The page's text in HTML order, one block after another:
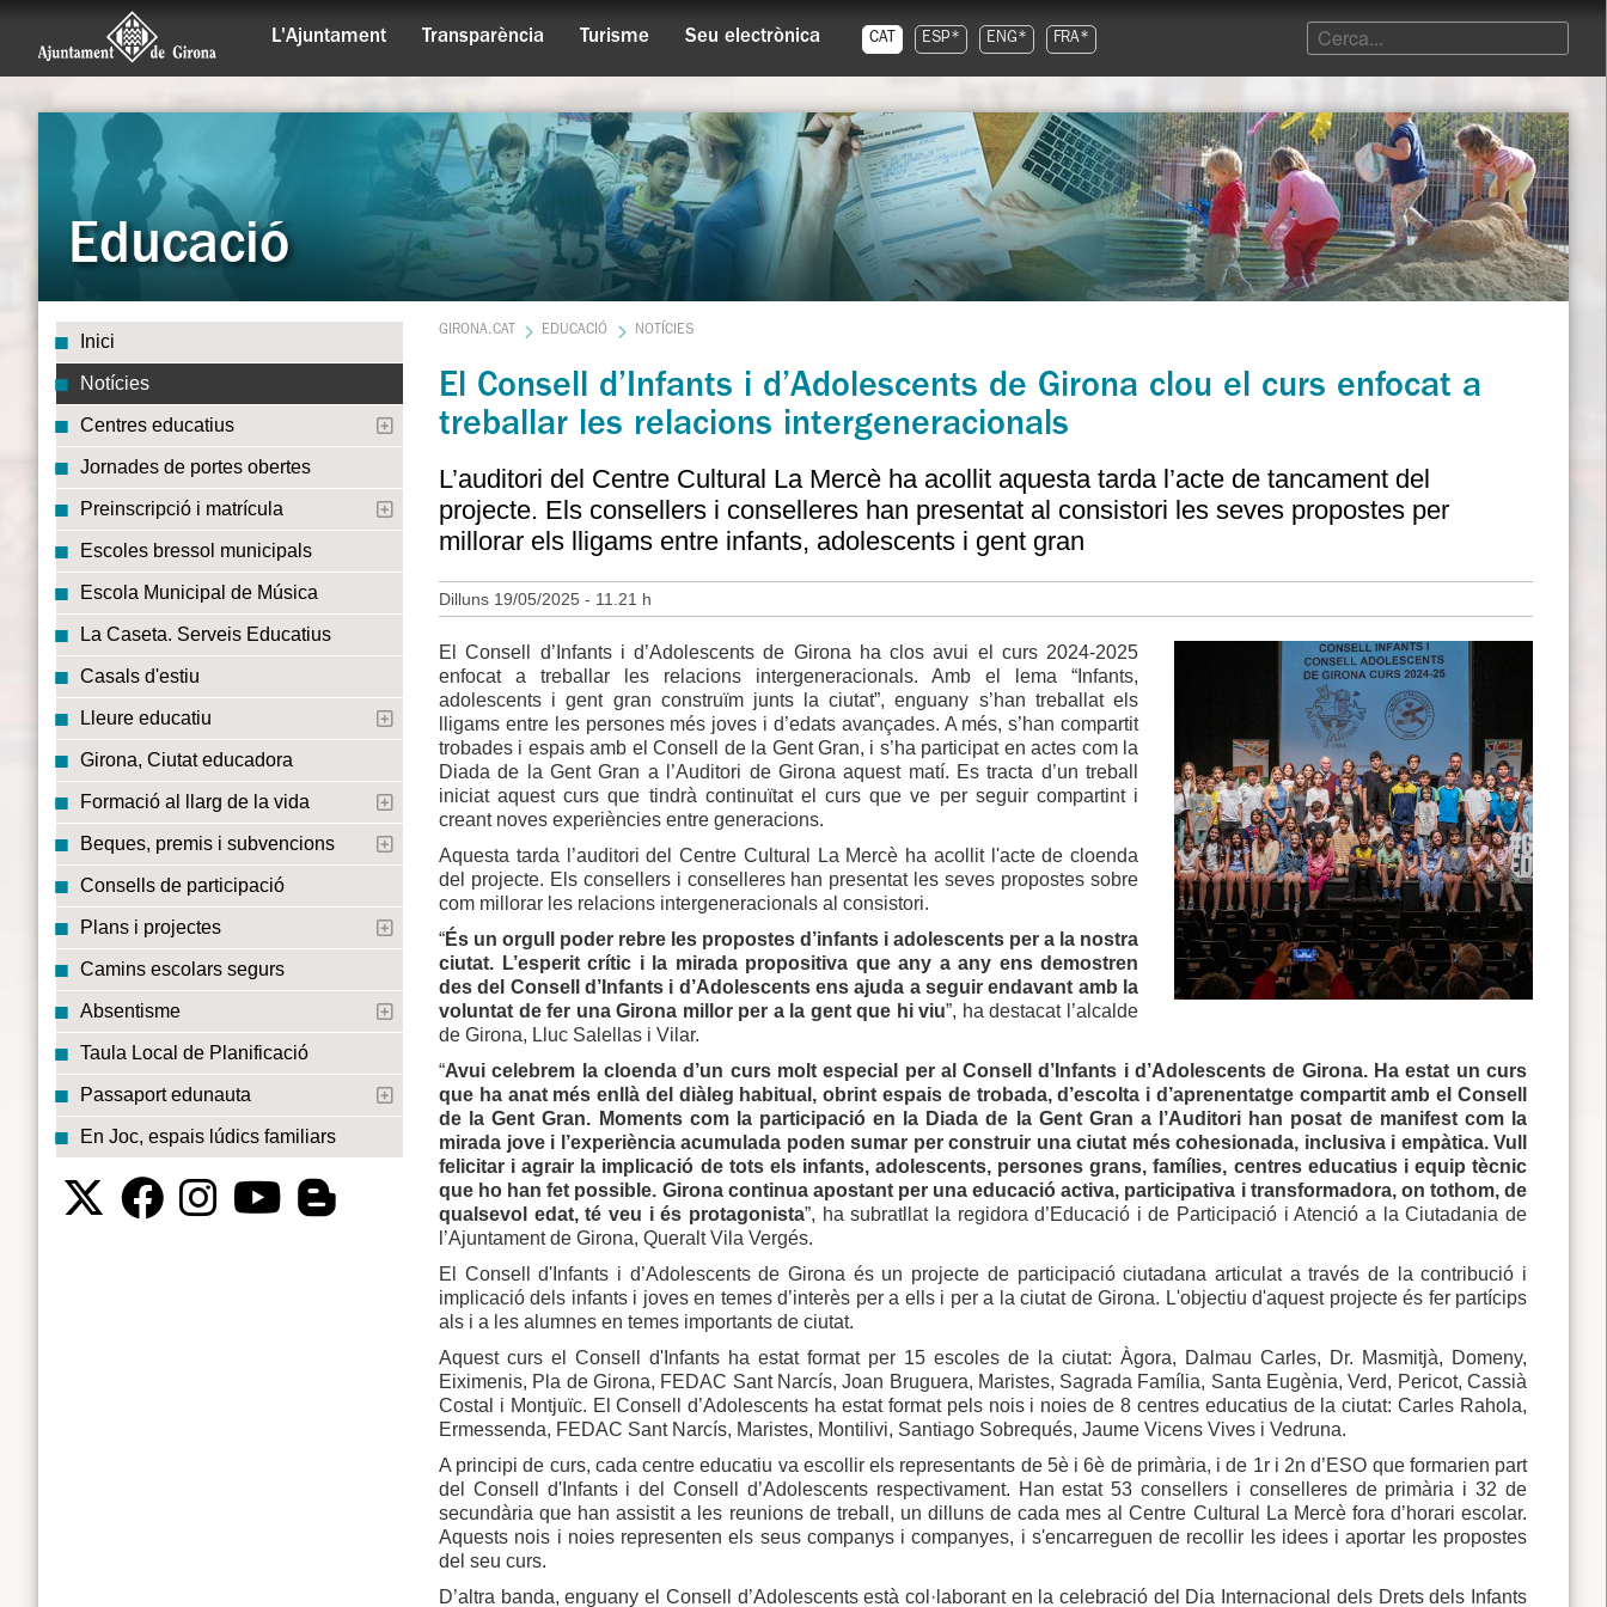
L'Ajuntament Transparència Turisme Seu electrònica CAT ESP* ENG* FRA*
Educació
Inici
Notícies
Centres educatius
Jornades de portes obertes
Preinscripció i matrícula
Escoles bressol municipals
Escola Municipal de Música
La Caseta. Serveis Educatius
Casals d'estiu
Lleure educatiu
Girona, Ciutat educadora
Formació al llarg de la vida
Beques, premis i subvencions
Consells de participació
Plans i projectes
Camins escolars segurs
Absentisme
Taula Local de Planificació
Passaport edunauta
En Joc, espais lúdics familiars
GIRONA.CAT EDUCACIÓ NOTÍCIES
El Consell d’Infants i d’Adolescents de Girona clou el curs enfocat a
treballar les relacions intergeneracionals
L’auditori del Centre Cultural La Mercè ha acollit aquesta tarda l’acte de tancament del
projecte. Els consellers i conselleres han presentat al consistori les seves propostes per
millorar els lligams entre infants, adolescents i gent gran
Dilluns 19/05/2025 - 11.21 h
El Consell d’Infants i d’Adolescents de Girona ha clos avui el curs 2024-2025
enfocat a treballar les relacions intergeneracionals. Amb el lema “Infants,
adolescents i gent gran construïm junts la ciutat”, enguany s’han treballat els
lligams entre les persones més joves i d’edats avançades. A més, s’han compartit
trobades i espais amb el Consell de la Gent Gran, i s’ha participat en actes com la
Diada de la Gent Gran a l’Auditori de Girona aquest matí. Es tracta d’un treball
iniciat aquest curs que tindrà continuïtat el curs que ve per seguir compartint i
creant noves experiències entre generacions.
Aquesta tarda l’auditori del Centre Cultural La Mercè ha acollit l'acte de cloenda
del projecte. Els consellers i conselleres han presentat les seves propostes sobre
com millorar les relacions intergeneracionals al consistori.
“És un orgull poder rebre les propostes d’infants i adolescents per a la nostra
ciutat. L’esperit crític i la mirada propositiva que any a any ens demostren
des del Consell d’Infants i d’Adolescents ens ajuda a seguir endavant amb la
voluntat de fer una Girona millor per a la gent que hi viu”, ha destacat l’alcalde
de Girona, Lluc Salellas i Vilar.
“Avui celebrem la cloenda d’un curs molt especial per al Consell d’Infants i d’Adolescents de Girona. Ha estat un curs
que ha anat més enllà del diàleg habitual, obrint espais de trobada, d’escolta i d’aprenentatge compartit amb el Consell
de la Gent Gran. Moments com la participació en la Diada de la Gent Gran a l’Auditori han posat de manifest com la
mirada jove i l’experiència acumulada poden sumar per construir una ciutat més cohesionada, inclusiva i empàtica. Vull
felicitar i agrair la implicació de tots els infants, adolescents, persones grans, famílies, centres educatius i equip tècnic
que ho han fet possible. Girona continua apostant per una educació activa, participativa i transformadora, on tothom, de
qualsevol edat, té veu i és protagonista”, ha subratllat la regidora d’Educació i de Participació i Atenció a la Ciutadania de
l’Ajuntament de Girona, Queralt Vila Vergés.
El Consell d'Infants i d’Adolescents de Girona és un projecte de participació ciutadana articulat a través de la contribució i
implicació dels infants i joves en temes d’interès per a ells i per a la ciutat de Girona. L'objectiu d'aquest projecte és fer partícips
als i a les alumnes en temes importants de ciutat.
Aquest curs el Consell d'Infants ha estat format per 15 escoles de la ciutat: Àgora, Dalmau Carles, Dr. Masmitjà, Domeny,
Eiximenis, Pla de Girona, FEDAC Sant Narcís, Joan Bruguera, Maristes, Sagrada Família, Santa Eugènia, Verd, Pericot, Cassià
Costal i Montjuïc. El Consell d’Adolescents ha estat format pels nois i noies de 8 centres educatius de la ciutat: Carles Rahola,
Ermessenda, FEDAC Sant Narcís, Maristes, Montilivi, Santiago Sobrequés, Jaume Vicens Vives i Vedruna.
A principi de curs, cada centre educatiu va escollir els representants de 5è i 6è de primària, i de 1r i 2n d’ESO que formarien part
del Consell d'Infants i del Consell d’Adolescents respectivament. Han estat 53 consellers i conselleres de primària i 32 de
secundària que han assistit a les reunions de treball, un dilluns de cada mes al Centre Cultural La Mercè fora d’horari escolar.
Aquests nois i noies representen els seus companys i companyes, i s'encarreguen de recollir les idees i aportar les propostes
del seu curs.
D’altra banda, enguany el Consell d’Adolescents està col·laborant en la celebració del Dia Internacional dels Drets dels Infants